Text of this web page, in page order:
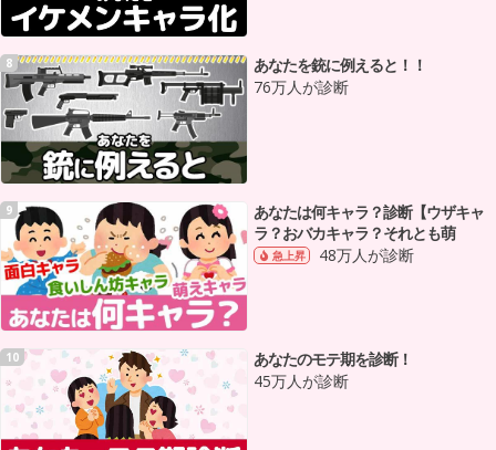
8
あなたを銃に例えると！！
76万人が診断
9
あなたは何キャラ？診断【ウザキャ
ラ？おバカキャラ？それとも萌
急上昇 48万人が診断
10
あなたのモテ期を診断！
45万人が診断